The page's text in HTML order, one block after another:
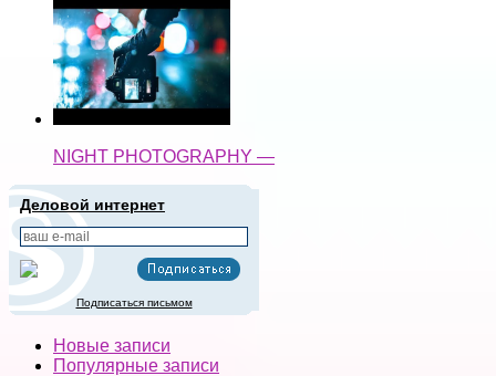
NIGHT PHOTOGRAPHY —
Деловой интернет
Подписаться письмом
Новые записи
Популярные записи